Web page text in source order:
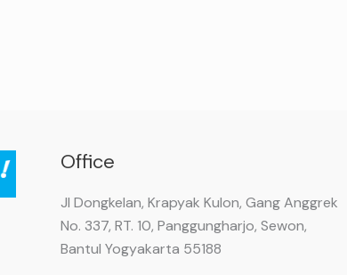
Office
Jl Dongkelan, Krapyak Kulon, Gang Anggrek
No. 337, RT. 10, Panggungharjo, Sewon,
Bantul Yogyakarta 55188